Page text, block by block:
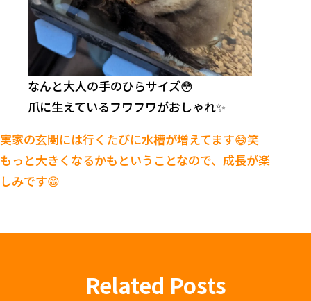
なんと大人の手のひらサイズ😳
爪に生えているフワフワがおしゃれ✨
実家の玄関には行くたびに水槽が増えてます😅笑
もっと大きくなるかもということなので、成長が楽
しみです😁
Related Posts